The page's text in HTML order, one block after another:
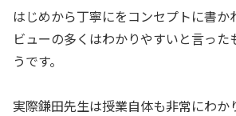
はじめから丁寧にをコンセプトに書か
ビューの多くはわかりやすいと言った
うです。
実際鎌田先生は授業自体も非常にわか